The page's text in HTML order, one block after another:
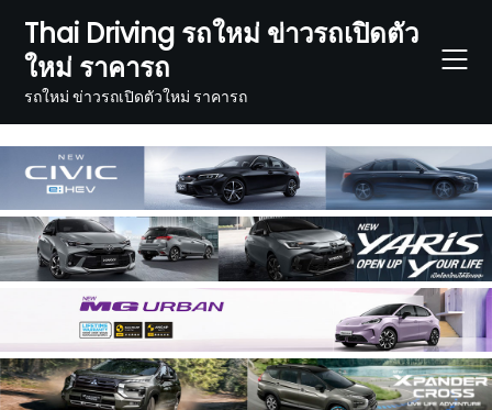
content
Thai Driving รถใหม่ ข่าวรถเปิดตัว
ใหม่ ราคารถ
รถใหม่ ข่าวรถเปิดตัวใหม่ ราคารถ